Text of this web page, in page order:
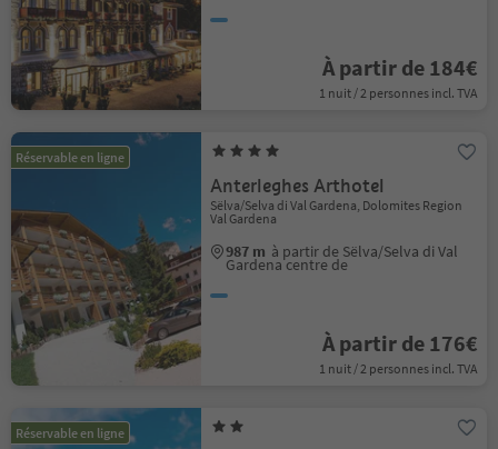
À partir de 184€
1 nuit / 2 personnes incl. TVA
Réservable en ligne
Anterleghes Arthotel
Sëlva/Selva di Val Gardena, Dolomites Region
Val Gardena
987 m à partir de Sëlva/Selva di Val
Gardena centre de
À partir de 176€
1 nuit / 2 personnes incl. TVA
Réservable en ligne